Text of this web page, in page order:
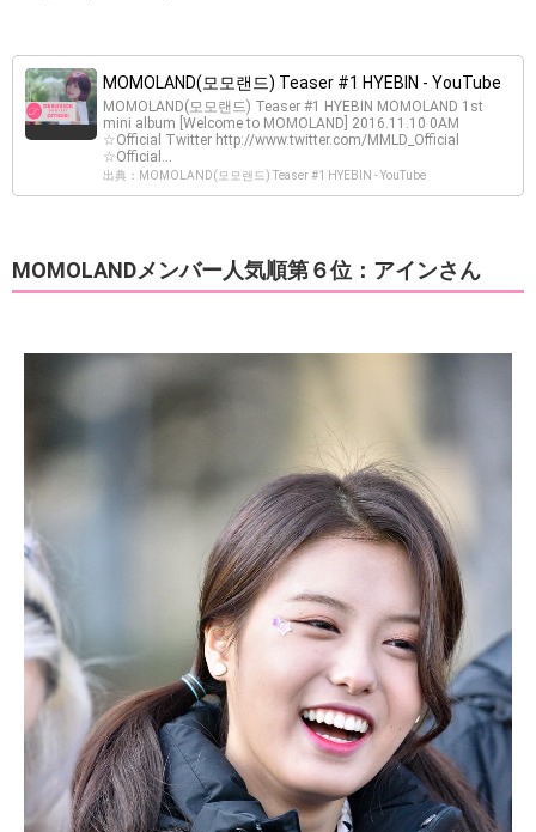
MOMOLAND(모모랜드) Teaser #1 HYEBIN - YouTube
MOMOLAND(모모랜드) Teaser #1 HYEBIN MOMOLAND 1st
mini album [Welcome to MOMOLAND] 2016.11.10 0AM
☆Official Twitter http://www.twitter.com/MMLD_Official
☆Official...
出典：MOMOLAND(모모랜드) Teaser #1 HYEBIN - YouTube
MOMOLANDメンバー人気順第６位：アインさん